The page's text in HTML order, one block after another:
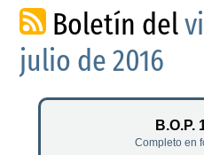
Boletín del
julio de 2016
B.O.P.
Completo en